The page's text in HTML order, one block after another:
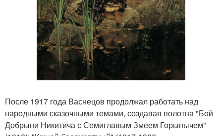
После 1917 года Васнецов продолжал работать над
народными сказочными темами, создавая полотна "Бой
Добрыни Никитича с Семиглавым Змеем Горынычем"